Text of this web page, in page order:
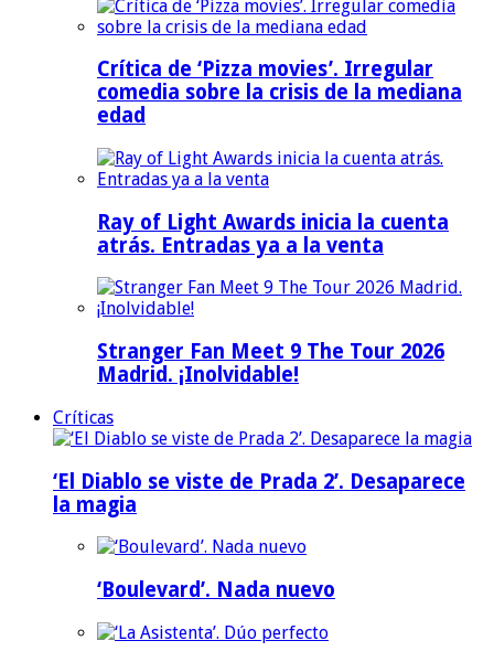
Crítica de ‘Pizza movies’. Irregular
comedia sobre la crisis de la mediana
edad
Ray of Light Awards inicia la cuenta
atrás. Entradas ya a la venta
Stranger Fan Meet 9 The Tour 2026
Madrid. ¡Inolvidable!
Críticas
‘El Diablo se viste de Prada 2’. Desaparece
la magia
‘Boulevard’. Nada nuevo